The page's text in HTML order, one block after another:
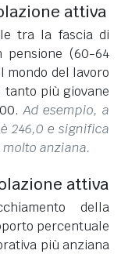
attiva
tra la fascia di
(60-64
mondo del lavoro
tanto più giovane
Ad esempio, a
246,0 e significa
anziana.
attiva
della
percentuale
più anziana